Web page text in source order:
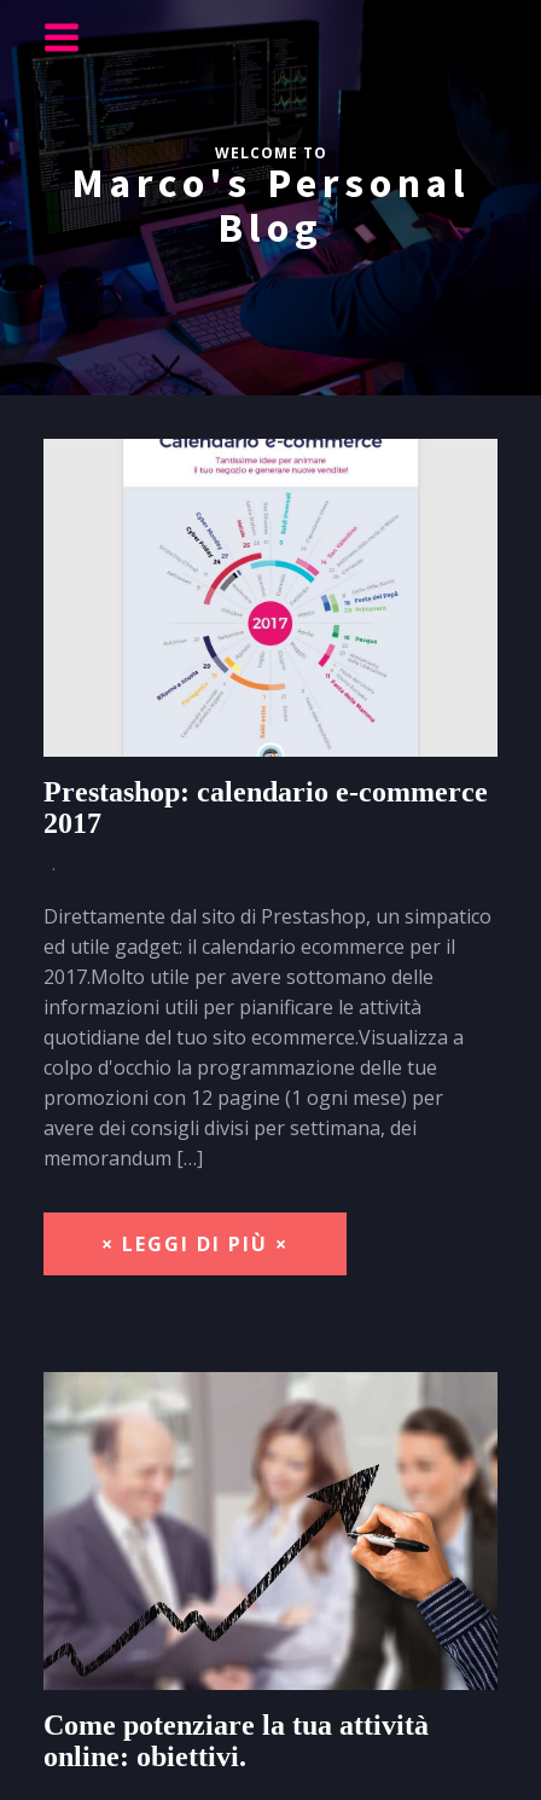
WELCOME TO
Marco's Personal
Blog
Prestashop: calendario e-commerce
2017
Direttamente dal sito di Prestashop, un simpatico
ed utile gadget: il calendario ecommerce per il
2017.Molto utile per avere sottomano delle
informazioni utili per pianificare le attività
quotidiane del tuo sito ecommerce.Visualizza a
colpo d'occhio la programmazione delle tue
promozioni con 12 pagine (1 ogni mese) per
avere dei consigli divisi per settimana, dei
memorandum […]
× LEGGI DI PIÙ ×
Come potenziare la tua attività
online: obiettivi.